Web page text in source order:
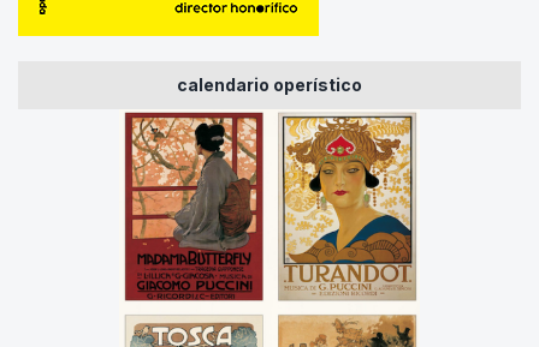
calendario operístico